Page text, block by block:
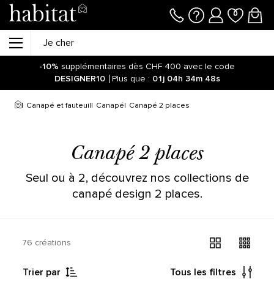
-10% supplémentaires dès CHF 400 avec le code
DESIGNER10
Plus que : 01j 04h 34m 48s
Canapé et fauteuil Canapé Canapé 2 places
Canapé 2 places
Seul ou à 2, découvrez nos collections de
canapé design 2 places.
76 créations
Trier par Tous les filtres